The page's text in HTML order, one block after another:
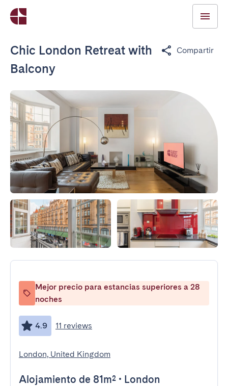
Chic London Retreat with
Balcony
Compartir
Mejor precio para estancias superiores a 28
noches
4.9 11 reviews
London, United Kingdom
Alojamiento de 81m² • London